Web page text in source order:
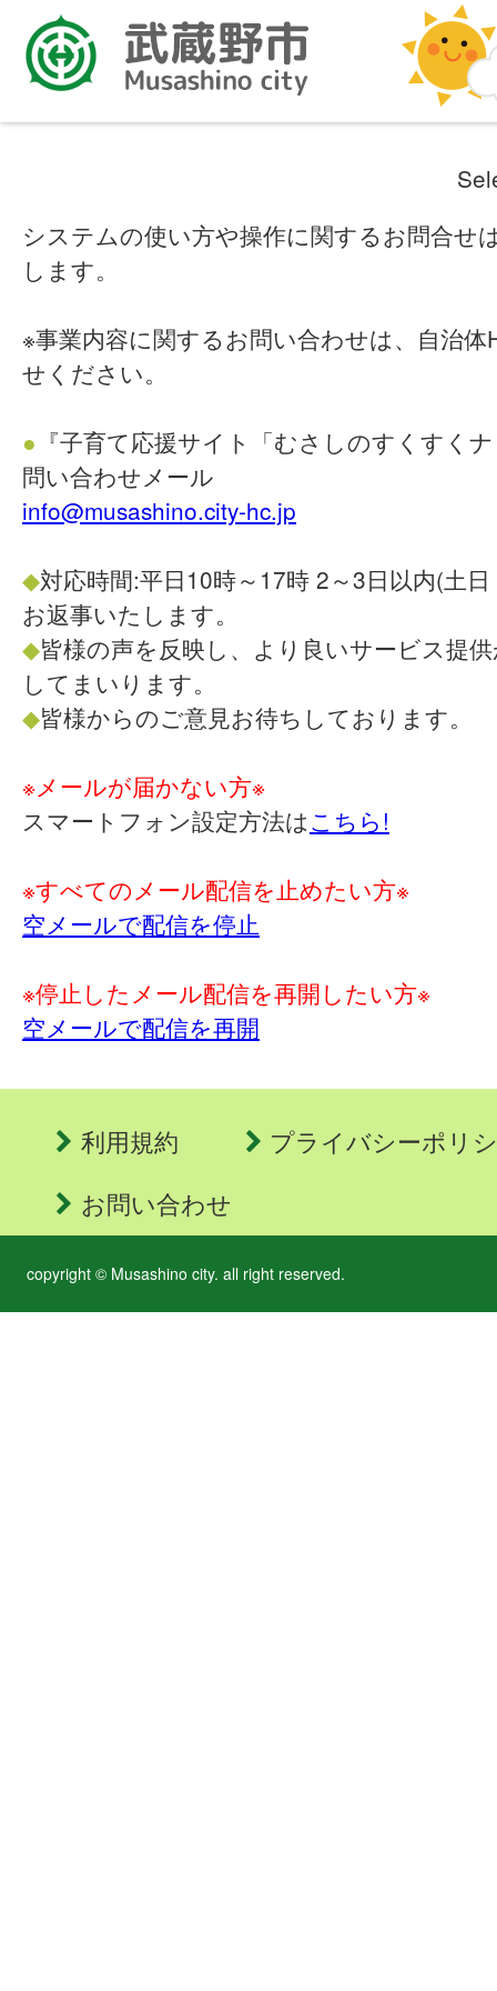
システムの使い方や操作に関するお問合せ
します。
※事業内容に関するお問い合わせは、自治
せください。
● 『子育て応援サイト「むさしのすくすく
問い合わせメール
info@musashino.city-hc.jp
◆対応時間:平日10時～17時 2～3日以内(土
お返事いたします。
◆皆様の声を反映し、より良いサービス提
してまいります。
◆皆様からのご意見お待ちしております。
※メールが届かない方※
スマートフォン設定方法はこちら!
※すべてのメール配信を止めたい方※
空メールで配信を停止
※停止したメール配信を再開したい方※
空メールで配信を再開
利用規約
プライバシーポリ
お問い合わせ
copyright © Musashino city. all right reserved.